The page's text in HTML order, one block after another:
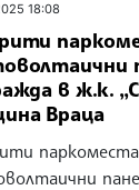
18:08
в ж.к.
Враца